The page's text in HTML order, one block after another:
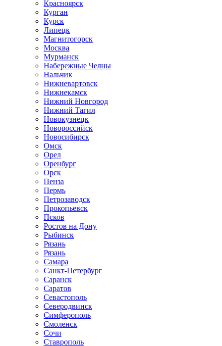
Красноярск
Курган
Курск
Липецк
Магнитогорск
Москва
Мурманск
Набережные Челны
Нальчик
Нижневартовск
Нижнекамск
Нижний Новгород
Нижний Тагил
Новокузнецк
Новороссийск
Новосибирск
Омск
Орел
Оренбург
Орск
Пенза
Пермь
Петрозаводск
Прокопьевск
Псков
Ростов на Дону
Рыбинск
Рязань
Рязань
Самара
Санкт-Петербург
Саранск
Саратов
Севастополь
Северодвинск
Симферополь
Смоленск
Сочи
Ставрополь